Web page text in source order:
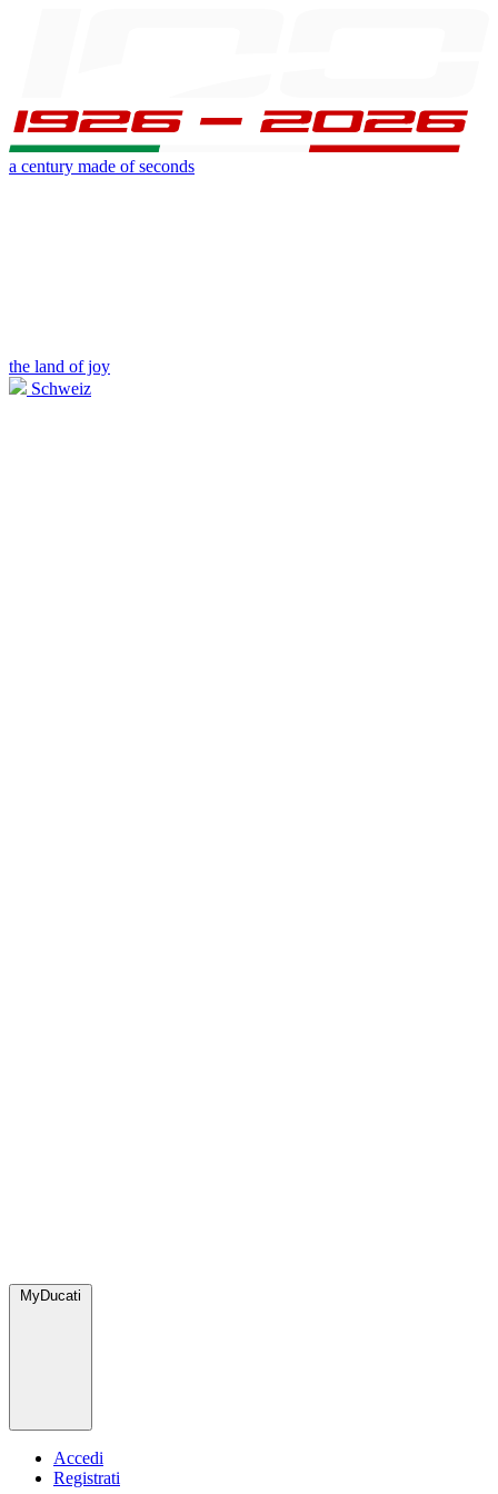
a century made of seconds
the land of joy
Schweiz
MyDucati
Accedi
Registrati